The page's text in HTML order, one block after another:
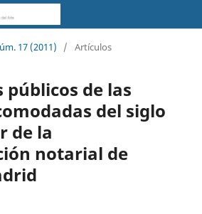
17 (2011) / Artículos
públicos de las
del siglo
de la
notarial de